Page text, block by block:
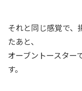
それと同じ感覚で、
たあと、
オーブントースター
す。